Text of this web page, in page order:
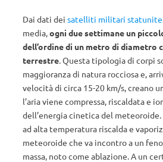
Dai dati dei satelliti militari
media,ogni due settimane un
dell’ordine di un metro di diametro
terrestre. Questa tipologia di corpi
maggioranza di natura rocciosa e,
velocità di circa 15-20 km/s, creano
l’aria viene compressa, riscaldata e
dell’energia cinetica del
ad alta temperatura riscalda e
meteoroide che va incontro a un
massa, noto come ablazione. A un